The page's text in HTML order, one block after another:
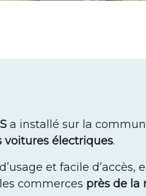
a installé sur la
voitures électriques.
et facile d’accès,
commerces près de la